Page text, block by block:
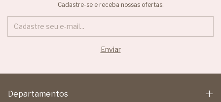
Cadastre-se e receba nossas ofertas.
Departamentos